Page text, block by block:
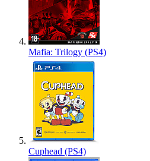
Mafia: Trilogy (PS4)
Cuphead (PS4)